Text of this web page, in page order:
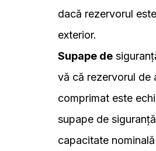
dacă rezervorul
exterior.
Supape de
vă că rezervorul de
comprimat este
supape de
capacitate